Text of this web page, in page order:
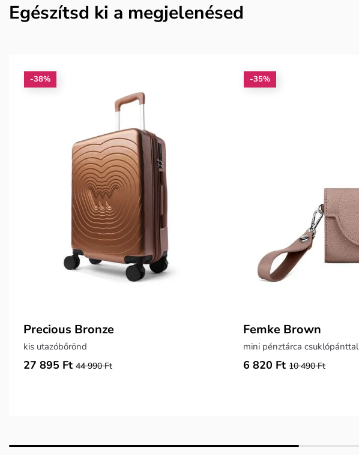
Egészítsd ki a megjelenésed
-38%
Precious Bronze
kis utazóbőrönd
27 895 Ft 44 990 Ft
-35%
Femke Brown
mini pénztárca csuklópánttal
6 820 Ft 10 490 Ft